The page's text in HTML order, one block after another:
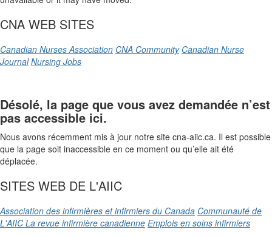
CNA WEB SITES
Canadian Nurses Association CNA Community Canadian Nurse
Journal Nursing Jobs
Désolé, la page que vous avez demandée n’est
pas accessible ici.
Nous avons récemment mis à jour notre site cna-aiic.ca. Il est possible
que la page soit inaccessible en ce moment ou qu’elle ait été
déplacée.
SITES WEB DE L'AIIC
Association des infirmières et infirmiers du Canada Communauté de
L'AIIC La revue infirmière canadienne Emplois en soins infirmiers